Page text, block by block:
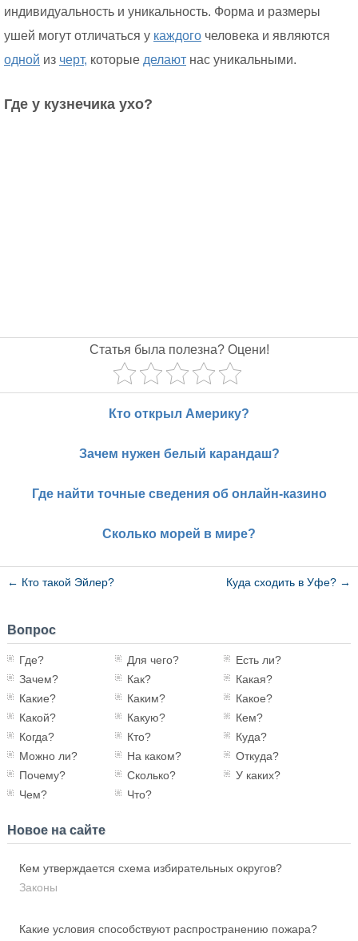
индивидуальность и уникальность. Форма и размеры
ушей могут отличаться у каждого человека и являются
одной из черт, которые делают нас уникальными.
Где у кузнечика ухо?
Статья была полезна? Оцени!
Кто открыл Америку?
Зачем нужен белый карандаш?
Где найти точные сведения об онлайн-казино
Сколько морей в мире?
← Кто такой Эйлер? Куда сходить в Уфе? →
Вопрос
Где? Для чего?
Есть ли?
Зачем?
Как?
Какая?
Какие?
Каким?
Какое?
Какой?
Какую?
Кем?
Когда?
Кто?
Куда?
Можно ли?
На каком?
Откуда?
Почему?
Сколько?
У каких?
Чем?
Что?
Новое на сайте
Кем утверждается схема избирательных округов?
Законы
Какие условия способствуют распространению пожара?